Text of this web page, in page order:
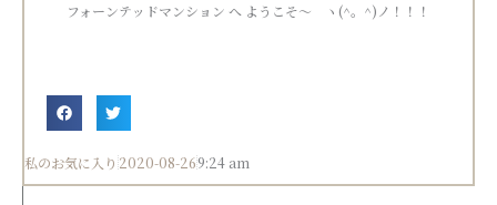
フォーンテッドマンション へ ようこそ～ ヽ(^。^)ノ！！！
私のお気に入り 2020-08-269:24 am